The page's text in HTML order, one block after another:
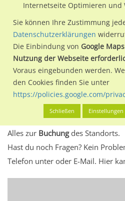
Karolingerstr. 1 / Sto. 2 / Si. Einf.
Zülpich, Stadt.
Wir erheben für jede unserer
aktuelleStandortinformationen
kannst du dich schon vor der
Standort, seine Reichweite und
eventuelle Beschränkungen in
Werbeinhalten informieren.
Alles klar? Dann findest du direkt
Alles zur Buchungdes Standorts.
Hast du noch Fragen? Kein
Telefon unter oder E-Mail. Hier
Internetseite Optimieren und
Sie können Ihre Zustimmung
Datenschutzerklärungen
Die Einbindung von Google
Nutzung der Webseite
Voraus eingebunden werden.
den Cookies finden Sie unter
https://policies.google.com/
Schließen Einstellungen